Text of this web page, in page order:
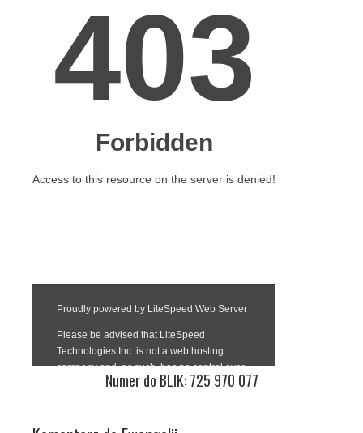
Numer do BLIK: 725 970 077